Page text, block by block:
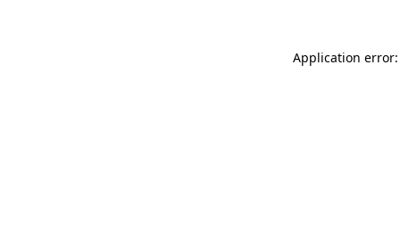
Application